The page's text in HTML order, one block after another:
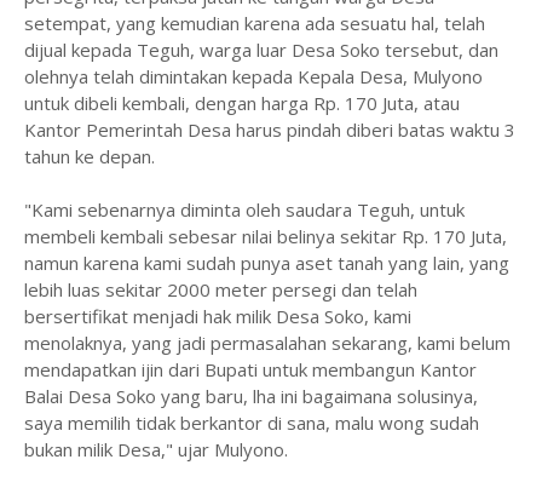
setempat, yang kemudian karena ada sesuatu hal, telah
dijual kepada Teguh, warga luar Desa Soko tersebut, dan
olehnya telah dimintakan kepada Kepala Desa, Mulyono
untuk dibeli kembali, dengan harga Rp. 170 Juta, atau
Kantor Pemerintah Desa harus pindah diberi batas waktu 3
tahun ke depan.
"Kami sebenarnya diminta oleh saudara Teguh, untuk
membeli kembali sebesar nilai belinya sekitar Rp. 170 Juta,
namun karena kami sudah punya aset tanah yang lain, yang
lebih luas sekitar 2000 meter persegi dan telah
bersertifikat menjadi hak milik Desa Soko, kami
menolaknya, yang jadi permasalahan sekarang, kami belum
mendapatkan ijin dari Bupati untuk membangun Kantor
Balai Desa Soko yang baru, lha ini bagaimana solusinya,
saya memilih tidak berkantor di sana, malu wong sudah
bukan milik Desa," ujar Mulyono.